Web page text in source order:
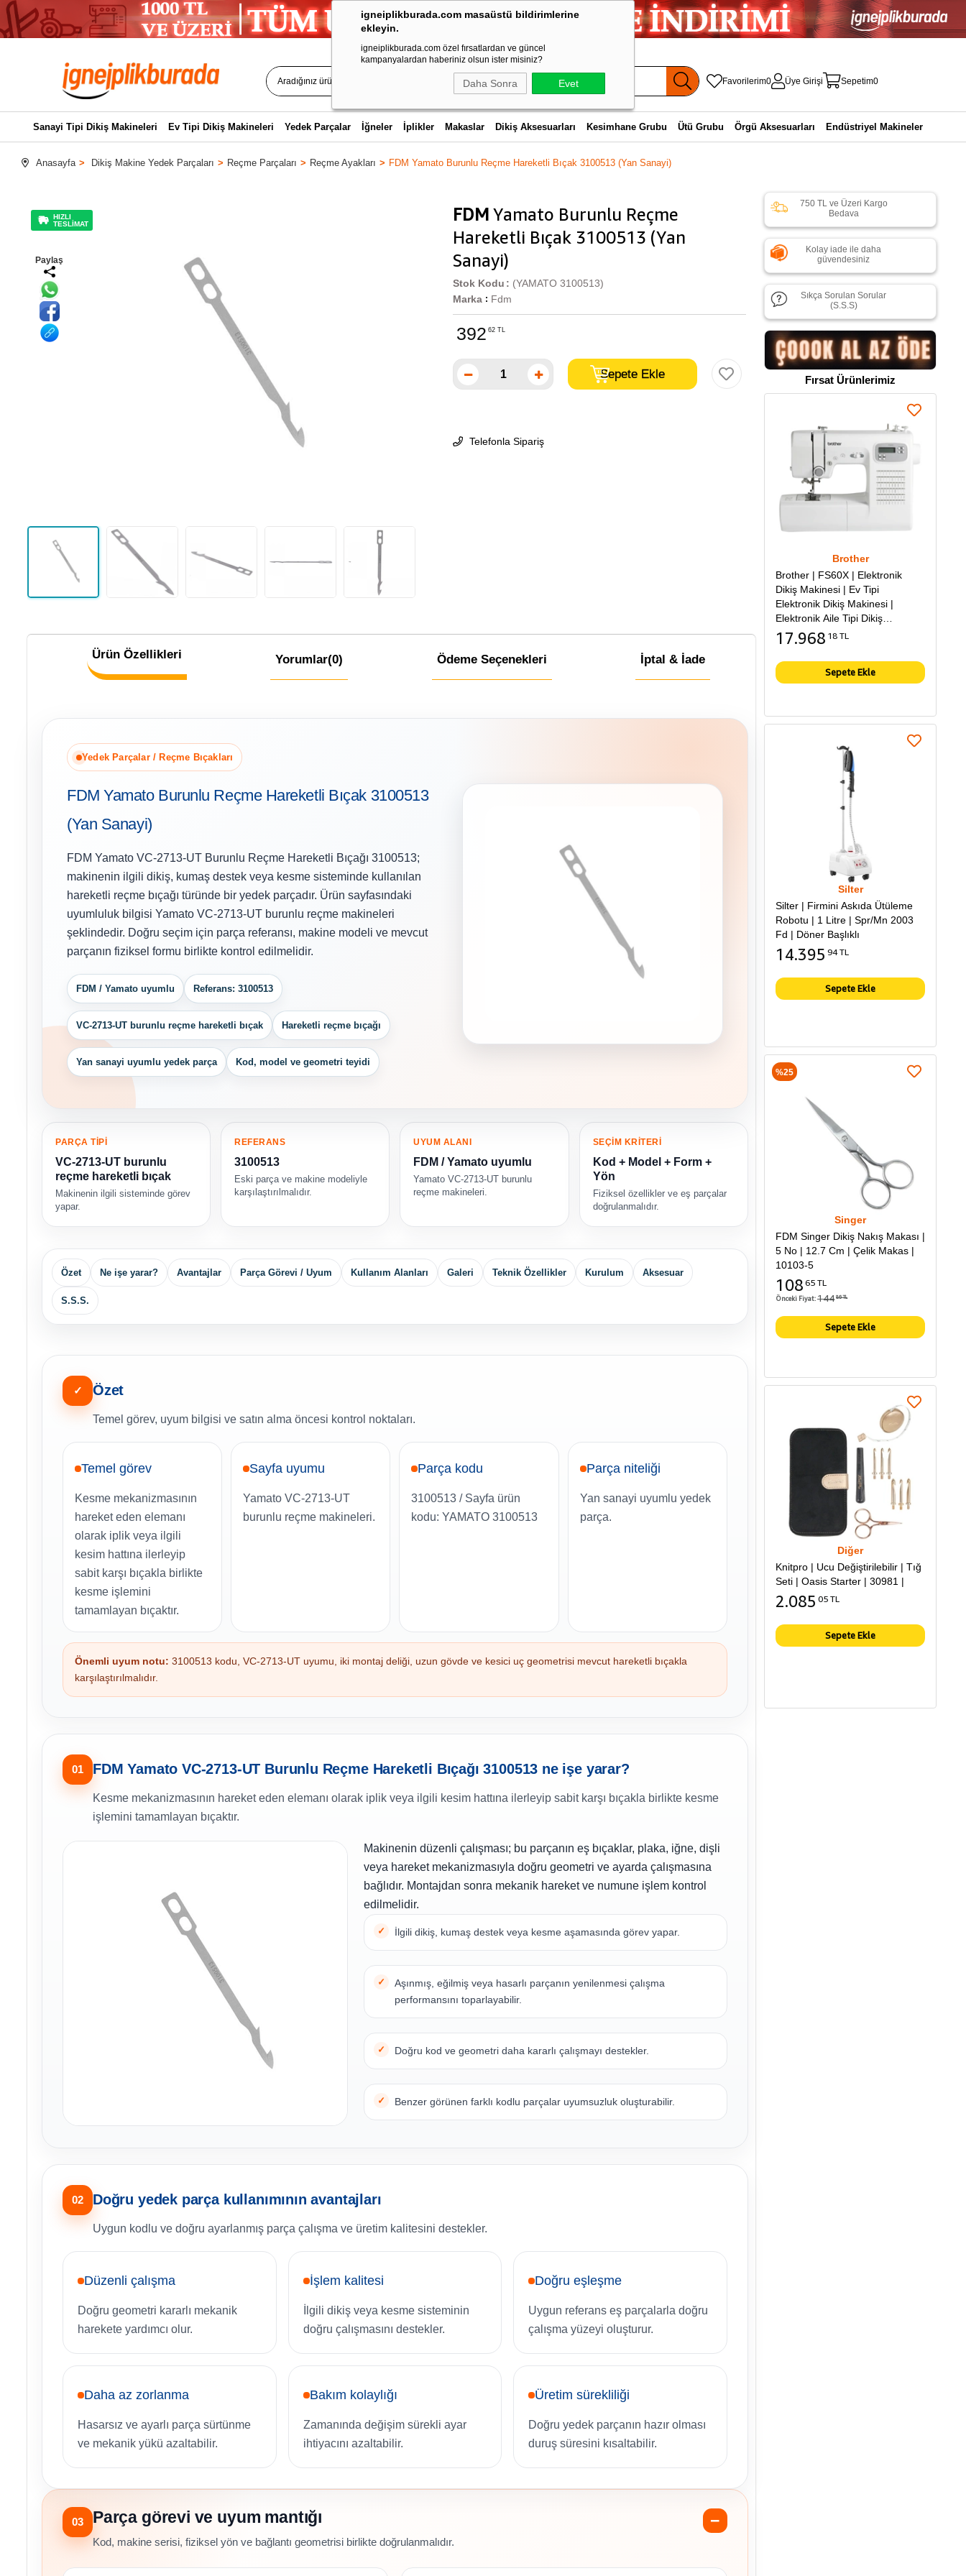
igneiplikburada.com masaüstü bildirimlerine
ekleyin.
igneiplikburada.com özel fırsatlardan ve güncel
kampanyalardan haberiniz olsun ister misiniz?
Daha Sonra Evet Favorilerim0 Üye Girişi Sepetim0
Sanayi Tipi Dikiş Makineleri Ev Tipi Dikiş Makineleri Yedek Parçalar İğneler İplikler Makaslar Dikiş Aksesuarları Kesimhane Grubu Ütü Grubu Örgü Aksesuarları Endüstriyel Makineler
Anasayfa Dikiş Makine Yedek Parçaları Reçme Parçaları Reçme Ayakları FDM Yamato Burunlu Reçme Hareketli Bıçak 3100513 (Yan Sanayi)
HIZLI
TESLİMAT
Paylaş
FDM Yamato Burunlu Reçme
Hareketli Bıçak 3100513 (Yan
Sanayi)
(YAMATO 3100513)
Stok Kodu
Marka : Fdm
392 62 TL
Telefonla Sipariş
Ürün Özellikleri Yorumlar(0) Ödeme Seçenekleri İptal & İade
Yedek Parçalar / Reçme Bıçakları
FDM Yamato Burunlu Reçme Hareketli Bıçak 3100513
(Yan Sanayi)
FDM Yamato VC-2713-UT Burunlu Reçme Hareketli Bıçağı 3100513;
makinenin ilgili dikiş, kumaş destek veya kesme sisteminde kullanılan
hareketli reçme bıçağı türünde bir yedek parçadır. Ürün sayfasındaki
uyumluluk bilgisi Yamato VC-2713-UT burunlu reçme makineleri
şeklindedir. Doğru seçim için parça referansı, makine modeli ve mevcut
parçanın fiziksel formu birlikte kontrol edilmelidir.
FDM / Yamato uyumlu Referans: 3100513
VC-2713-UT burunlu reçme hareketli bıçak Hareketli reçme bıçağı
Yan sanayi uyumlu yedek parça Kod, model ve geometri teyidi
PARÇA TİPİ
VC-2713-UT burunlu
reçme hareketli bıçak
Makinenin ilgili sisteminde görev
yapar.
REFERANS
3100513
Eski parça ve makine modeliyle
karşılaştırılmalıdır.
UYUM ALANI
FDM / Yamato uyumlu
Yamato VC-2713-UT burunlu
reçme makineleri.
SEÇİM KRİTERİ
Kod + Model + Form +
Yön
Fiziksel özellikler ve eş parçalar
doğrulanmalıdır.
Özet Ne işe yarar? Avantajlar Parça Görevi / Uyum Kullanım Alanları Galeri Teknik Özellikler Kurulum Aksesuar
S.S.S.
✓ Özet
Temel görev, uyum bilgisi ve satın alma öncesi kontrol noktaları.
Temel görev
Kesme mekanizmasının
hareket eden elemanı
olarak iplik veya ilgili
kesim hattına ilerleyip
sabit karşı bıçakla birlikte
kesme işlemini
tamamlayan bıçaktır.
Sayfa uyumu
Yamato VC-2713-UT
burunlu reçme makineleri.
Parça kodu
3100513 / Sayfa ürün
kodu: YAMATO 3100513
Parça niteliği
Yan sanayi uyumlu yedek
parça.
Önemli uyum notu: 3100513 kodu, VC-2713-UT uyumu, iki montaj deliği, uzun gövde ve kesici uç geometrisi mevcut hareketli bıçakla
karşılaştırılmalıdır.
01 FDM Yamato VC-2713-UT Burunlu Reçme Hareketli Bıçağı 3100513 ne işe yarar?
Kesme mekanizmasının hareket eden elemanı olarak iplik veya ilgili kesim hattına ilerleyip sabit karşı bıçakla birlikte kesme
işlemini tamamlayan bıçaktır.
Makinenin düzenli çalışması; bu parçanın eş bıçaklar, plaka, iğne, dişli
veya hareket mekanizmasıyla doğru geometri ve ayarda çalışmasına
bağlıdır. Montajdan sonra mekanik hareket ve numune işlem kontrol
edilmelidir.
İlgili dikiş, kumaş destek veya kesme aşamasında görev yapar.
Aşınmış, eğilmiş veya hasarlı parçanın yenilenmesi çalışma
performansını toparlayabilir.
Doğru kod ve geometri daha kararlı çalışmayı destekler.
Benzer görünen farklı kodlu parçalar uyumsuzluk oluşturabilir.
02 Doğru yedek parça kullanımının avantajları
Uygun kodlu ve doğru ayarlanmış parça çalışma ve üretim kalitesini destekler.
Düzenli çalışma
Doğru geometri kararlı mekanik
harekete yardımcı olur.
İşlem kalitesi
İlgili dikiş veya kesme sisteminin
doğru çalışmasını destekler.
Doğru eşleşme
Uygun referans eş parçalarla doğru
çalışma yüzeyi oluşturur.
Daha az zorlanma
Hasarsız ve ayarlı parça sürtünme
ve mekanik yükü azaltabilir.
Bakım kolaylığı
Zamanında değişim sürekli ayar
ihtiyacını azaltabilir.
Üretim sürekliliği
Doğru yedek parçanın hazır olması
duruş süresini kısaltabilir.
03 Parça görevi ve uyum mantığı
Kod, makine serisi, fiziksel yön ve bağlantı geometrisi birlikte doğrulanmalıdır.
750 TL ve Üzeri Kargo
Bedava
Kolay iade ile daha
güvendesiniz
Sıkça Sorulan Sorular
(S.S.S)
Fırsat Ürünlerimiz
Brother
Brother | FS60X | Elektronik
Dikiş Makinesi | Ev Tipi
Elektronik Dikiş Makinesi |
Elektronik Aile Tipi Dikiş
Makinesi
17.968 18 TL
Sepete Ekle
Silter
Silter | Firmini Askıda Ütüleme
Robotu | 1 Litre | Spr/Mn 2003
Fd | Döner Başlıklı
14.395 94 TL
Sepete Ekle
Singer
FDM Singer Dikiş Nakış Makası |
5 No | 12.7 Cm | Çelik Makas |
10103-5
108 65 TL
Önceki Fiyat:144 86 TL
Sepete Ekle
%25
Diğer
Knitpro | Ucu Değiştirilebilir | Tığ
Seti | Oasis Starter | 30981 |
2.085 05 TL
Sepete Ekle